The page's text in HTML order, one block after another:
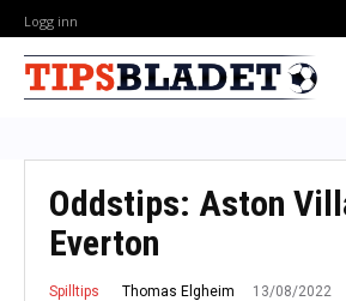
Logg inn
Oddstips: Aston
Everton
Spilltips Thomas Elgheim 13/08/2022